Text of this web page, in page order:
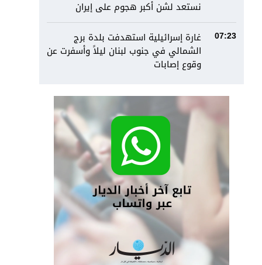
نستعد لشن أكبر هجوم على إيران
07:23
غارة إسرائيلية استهدفت بلدة برج
الشمالي في جنوب لبنان ليلاً وأسفرت عن
وقوع إصابات